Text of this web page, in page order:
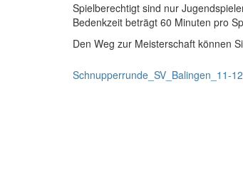
Spielberechtigt sind nur
Bedenkzeit beträgt 60 Minuten pro
Den Weg zur Meisterschaft können
Schnupperrunde_SV_Balingen_11-